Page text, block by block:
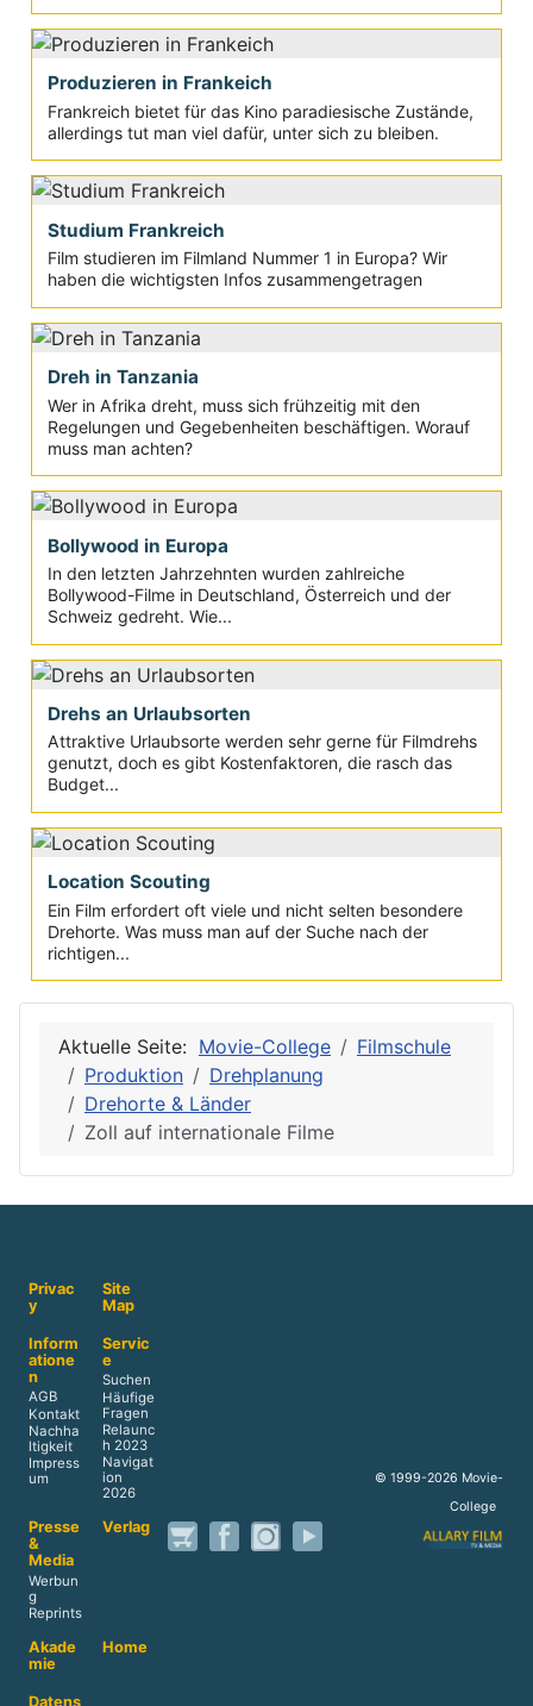
Produzieren in Frankeich
Frankreich bietet für das Kino paradiesische Zustände,
allerdings tut man viel dafür, unter sich zu bleiben.
Studium Frankreich
Film studieren im Filmland Nummer 1 in Europa? Wir
haben die wichtigsten Infos zusammengetragen
Dreh in Tanzania
Wer in Afrika dreht, muss sich frühzeitig mit den
Regelungen und Gegebenheiten beschäftigen. Worauf
muss man achten?
Bollywood in Europa
In den letzten Jahrzehnten wurden zahlreiche
Bollywood-Filme in Deutschland, Österreich und der
Schweiz gedreht. Wie...
Drehs an Urlaubsorten
Attraktive Urlaubsorte werden sehr gerne für Filmdrehs
genutzt, doch es gibt Kostenfaktoren, die rasch das
Budget...
Location Scouting
Ein Film erfordert oft viele und nicht selten besondere
Drehorte. Was muss man auf der Suche nach der
richtigen...
Aktuelle Seite: Movie-College
Filmschule
Produktion
Drehplanung
Drehorte & Länder
Zoll auf internationale Filme
Privac
y
Site
Map
Inform
atione
n
AGB
Kontakt
Nachha
ltigkeit
Impress
um
Servic
e
Suchen
Häufige
Fragen
Relaunc
h 2023
Navigat
ion
2026
Presse
&
Media
Werbun
g
Reprints
Verlag
Akade
mie
Home
Datens
© 1999-2026 Movie-
College